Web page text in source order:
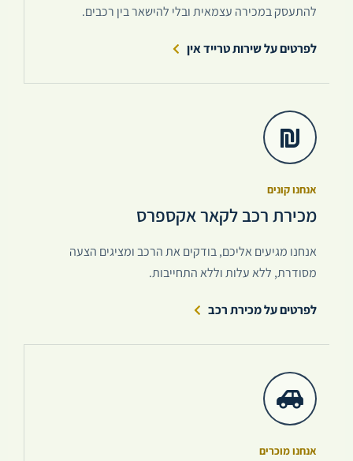
להתעסק במכירה עצמאית ובלי להישאר בין רכבים.
לפרטים על שירות טרייד אין
אנחנו קונים
מכירת רכב לקאר אקספרס
אנחנו מגיעים אליכם, בודקים את הרכב ומציגים הצעה
מסודרת, ללא עלות וללא התחייבות.
לפרטים על מכירת רכב
אנחנו מוכרים